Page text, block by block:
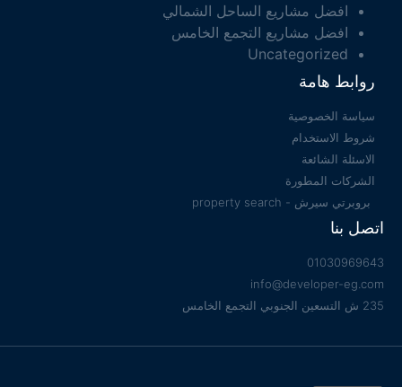
افضل مشاريع الساحل الشمالي
افضل مشاريع التجمع الخامس
Uncategorized
روابط هامة
سياسة الخصوصية
شروط الاستخدام
الاسئلة الشائعة
الشركات المطورة
بروبرتي سيرش - property search
اتصل بنا
01030969643
info@developer-eg.com
235 ش التسعين الجنوبي التجمع الخامس